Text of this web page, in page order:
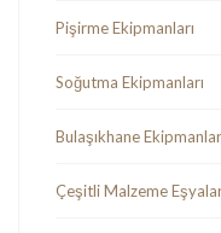
Pişirme Ekipmanları
Soğutma Ekipmanları
Bulaşıkhane
Çeşitli Malzeme